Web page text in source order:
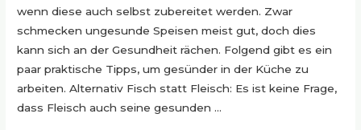
wenn diese auch selbst zubereitet werden. Zwar
schmecken ungesunde Speisen meist gut, doch dies
kann sich an der Gesundheit rächen. Folgend gibt es ein
paar praktische Tipps, um gesünder in der Küche zu
arbeiten. Alternativ Fisch statt Fleisch: Es ist keine Frage,
dass Fleisch auch seine gesunden …